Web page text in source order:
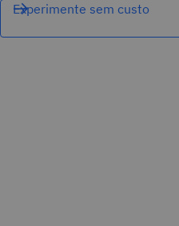
Experimente sem custo